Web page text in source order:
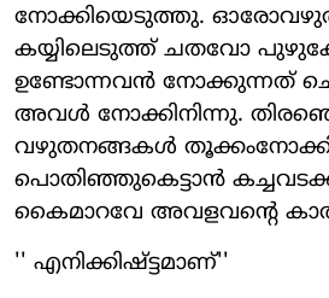
നോക്കിയെടുത്തു.
കയ്യിലെടുത്ത് ചതവോ
ഉണ്ടോന്നവന്‍ നോക്കുന്നത്
അവള്‍ നോക്കിനിന്നു.
വഴുതനങ്ങകള്‍
പൊതിഞ്ഞുകെട്ടാന്‍
കൈമാറവേ അവളവന്റെ
'' എനിക്കിഷ്ട്ടമാണ്''